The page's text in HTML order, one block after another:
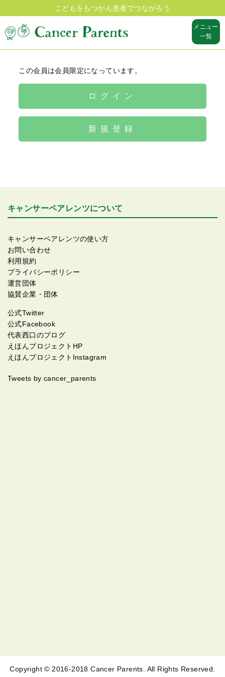
こどもをもつがん患者でつながろう
メニュー
一覧
この会員は会員限定になっています。
ログイン
新規登録
キャンサーペアレンツについて
キャンサーペアレンツの使い方
お問い合わせ
利用規約
プライバシーポリシー
運営団体
協賛企業・団体
公式Twitter
公式Facebook
代表西口のブログ
えほんプロジェクトHP
えほんプロジェクトInstagram
Tweets by cancer_parents
Copyright © 2016-2018 Cancer Parents. All Rights Reserved.